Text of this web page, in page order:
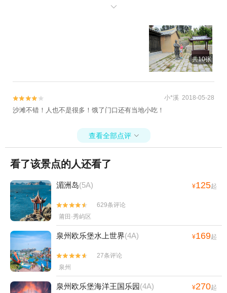
不足是一切都很新，仿古的建筑也看不出太多的古味，但由于依山傍
观。很多人觉得门票太贵一般只在门口拍照就走了，以致于景区内人
不多，可以慢慢地逛，一小时游览已足够。唯一觉得舒服的是可以登
望海台。乘坐3路旅游专线公交可到。妈祖影视城后2站就是鹅尾神石

共10张

 小*溪 2018-05-28
沙滩不错！人也不是很多！饿了门口还有当地小吃！
查看全部点评 
看了该景点的人还看了
湄洲岛(5A) ¥125起


629条评论
莆田·秀屿区
泉州欧乐堡水上世界(4A) ¥169起


27条评论
泉州
泉州欧乐堡海洋王国乐园 (4A) ¥270起